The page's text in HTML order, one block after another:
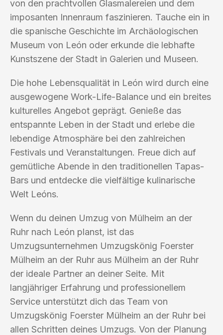
von den prachtvollen Glasmalereien und dem
imposanten Innenraum faszinieren. Tauche ein in
die spanische Geschichte im Archäologischen
Museum von León oder erkunde die lebhafte
Kunstszene der Stadt in Galerien und Museen.
Die hohe Lebensqualität in León wird durch eine
ausgewogene Work-Life-Balance und ein breites
kulturelles Angebot geprägt. Genieße das
entspannte Leben in der Stadt und erlebe die
lebendige Atmosphäre bei den zahlreichen
Festivals und Veranstaltungen. Freue dich auf
gemütliche Abende in den traditionellen Tapas-
Bars und entdecke die vielfältige kulinarische
Welt Leóns.
Wenn du deinen Umzug von Mülheim an der
Ruhr nach León planst, ist das
Umzugsunternehmen Umzugskönig Foerster
Mülheim an der Ruhr aus Mülheim an der Ruhr
der ideale Partner an deiner Seite. Mit
langjähriger Erfahrung und professionellem
Service unterstützt dich das Team von
Umzugskönig Foerster Mülheim an der Ruhr bei
allen Schritten deines Umzugs. Von der Planung